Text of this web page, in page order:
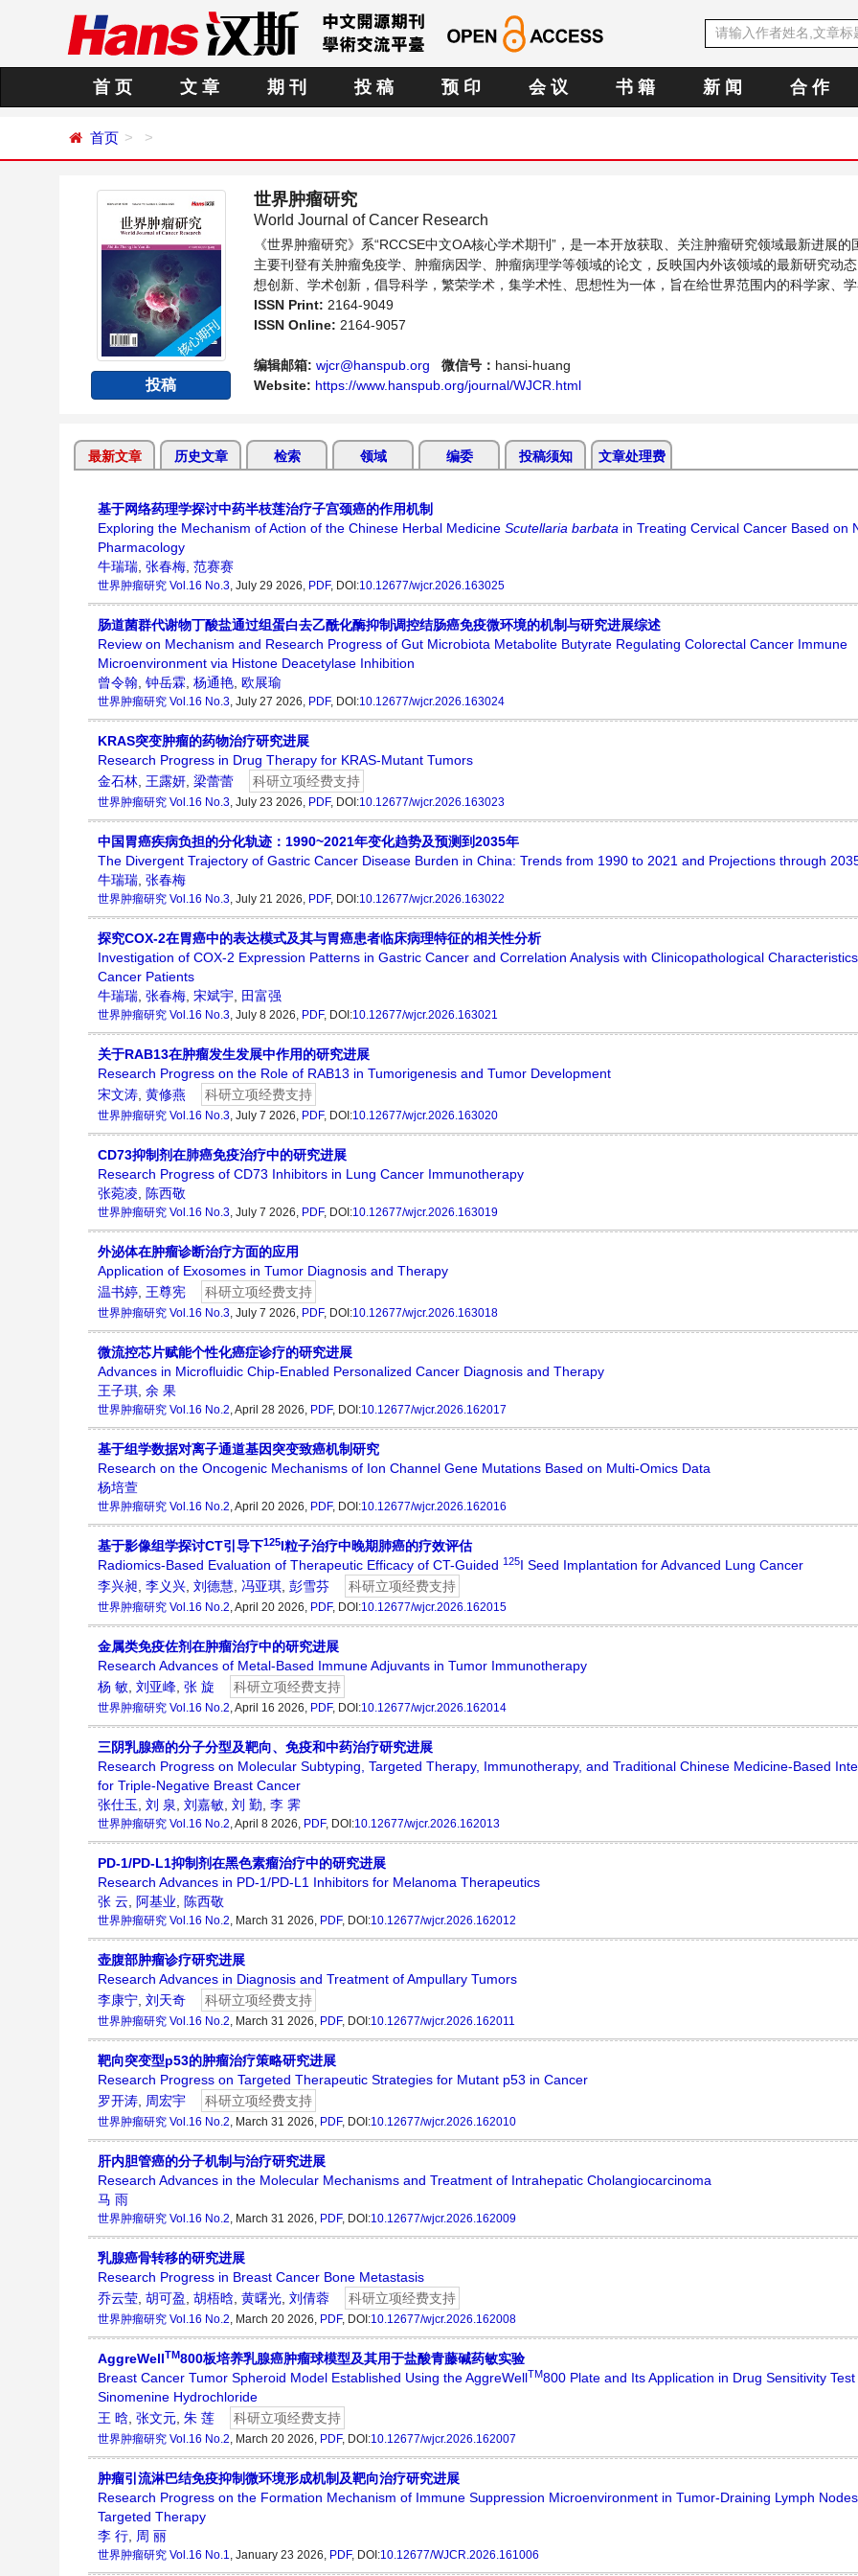
首 页 文 章 期 刊 投 稿 预 印 会 议 书 籍 新 闻 合 作
首页
投稿
世界肿瘤研究
World Journal of Cancer Research
《世界肿瘤研究》系“RCCSE中文OA核心学术期刊”，是一本开放获取、关注肿瘤研究领域最新进展的
主要刊登有关肿瘤免疫学、肿瘤病因学、肿瘤病理学等领域的论文，反映国内外该领域的最新研究动
想创新、学术创新，倡导科学，繁荣学术，集学术性、思想性为一体，旨在给世界范围内的科学家、学
提供一个传播、分享和讨论肿瘤研究领域内不同方向问题与发展的交流平台。
ISSN Print: 2164-9049
ISSN Online: 2164-9057
编辑邮箱: wjcr@hanspub.org 微信号： hansi-huang
Website: https://www.hanspub.org/journal/WJCR.html
最新文章 历史文章 检索 领域 编委 投稿须知 文章处理费
基于网络药理学探讨中药半枝莲治疗子宫颈癌的作用机制
Exploring the Mechanism of Action of the Chinese Herbal Medicine Scutellaria barbata in Treating Cervical Cancer Based on
Pharmacology
牛瑞瑞, 张春梅, 范赛赛
世界肿瘤研究 Vol.16 No.3, July 29 2026, PDF, DOI:10.12677/wjcr.2026.163025
肠道菌群代谢物丁酸盐通过组蛋白去乙酰化酶抑制调控结肠癌免疫微环境的机制与研究进展综述
Review on Mechanism and Research Progress of Gut Microbiota Metabolite Butyrate Regulating Colorectal Cancer Immune
Microenvironment via Histone Deacetylase Inhibition
曾令翰, 钟岳霖, 杨通艳, 欧展瑜
世界肿瘤研究 Vol.16 No.3, July 27 2026, PDF, DOI:10.12677/wjcr.2026.163024
KRAS突变肿瘤的药物治疗研究进展
Research Progress in Drug Therapy for KRAS-Mutant Tumors
金石林, 王露妍, 梁蕾蕾 科研立项经费支持
世界肿瘤研究 Vol.16 No.3, July 23 2026, PDF, DOI:10.12677/wjcr.2026.163023
中国胃癌疾病负担的分化轨迹：1990~2021年变化趋势及预测到2035年
The Divergent Trajectory of Gastric Cancer Disease Burden in China: Trends from 1990 to 2021 and Projections through
牛瑞瑞, 张春梅
世界肿瘤研究 Vol.16 No.3, July 21 2026, PDF, DOI:10.12677/wjcr.2026.163022
探究COX-2在胃癌中的表达模式及其与胃癌患者临床病理特征的相关性分析
Investigation of COX-2 Expression Patterns in Gastric Cancer and Correlation Analysis with Clinicopathological
Cancer Patients
牛瑞瑞, 张春梅, 宋斌宇, 田富强
世界肿瘤研究 Vol.16 No.3, July 8 2026, PDF, DOI:10.12677/wjcr.2026.163021
关于RAB13在肿瘤发生发展中作用的研究进展
Research Progress on the Role of RAB13 in Tumorigenesis and Tumor Development
宋文涛, 黄修燕 科研立项经费支持
世界肿瘤研究 Vol.16 No.3, July 7 2026, PDF, DOI:10.12677/wjcr.2026.163020
CD73抑制剂在肺癌免疫治疗中的研究进展
Research Progress of CD73 Inhibitors in Lung Cancer Immunotherapy
张菀凌, 陈西敬
世界肿瘤研究 Vol.16 No.3, July 7 2026, PDF, DOI:10.12677/wjcr.2026.163019
外泌体在肿瘤诊断治疗方面的应用
Application of Exosomes in Tumor Diagnosis and Therapy
温书婷, 王尊宪 科研立项经费支持
世界肿瘤研究 Vol.16 No.3, July 7 2026, PDF, DOI:10.12677/wjcr.2026.163018
微流控芯片赋能个性化癌症诊疗的研究进展
Advances in Microfluidic Chip-Enabled Personalized Cancer Diagnosis and Therapy
王子琪, 余 果
世界肿瘤研究 Vol.16 No.2, April 28 2026, PDF, DOI:10.12677/wjcr.2026.162017
基于组学数据对离子通道基因突变致癌机制研究
Research on the Oncogenic Mechanisms of Ion Channel Gene Mutations Based on Multi-Omics Data
杨培萱
世界肿瘤研究 Vol.16 No.2, April 20 2026, PDF, DOI:10.12677/wjcr.2026.162016
基于影像组学探讨CT引导下125I粒子治疗中晚期肺癌的疗效评估
Radiomics-Based Evaluation of Therapeutic Efficacy of CT-Guided 125I Seed Implantation for Advanced Lung Cancer
李兴昶, 李义兴, 刘德慧, 冯亚琪, 彭雪芬 科研立项经费支持
世界肿瘤研究 Vol.16 No.2, April 20 2026, PDF, DOI:10.12677/wjcr.2026.162015
金属类免疫佐剂在肿瘤治疗中的研究进展
Research Advances of Metal-Based Immune Adjuvants in Tumor Immunotherapy
杨 敏, 刘亚峰, 张 旋 科研立项经费支持
世界肿瘤研究 Vol.16 No.2, April 16 2026, PDF, DOI:10.12677/wjcr.2026.162014
三阴乳腺癌的分子分型及靶向、免疫和中药治疗研究进展
Research Progress on Molecular Subtyping, Targeted Therapy, Immunotherapy, and Traditional Chinese Medicine-Based
for Triple-Negative Breast Cancer
张仕玉, 刘 泉, 刘嘉敏, 刘 勤, 李 霁
世界肿瘤研究 Vol.16 No.2, April 8 2026, PDF, DOI:10.12677/wjcr.2026.162013
PD-1/PD-L1抑制剂在黑色素瘤治疗中的研究进展
Research Advances in PD-1/PD-L1 Inhibitors for Melanoma Therapeutics
张 云, 阿基业, 陈西敬
世界肿瘤研究 Vol.16 No.2, March 31 2026, PDF, DOI:10.12677/wjcr.2026.162012
壶腹部肿瘤诊疗研究进展
Research Advances in Diagnosis and Treatment of Ampullary Tumors
李康宁, 刘天奇 科研立项经费支持
世界肿瘤研究 Vol.16 No.2, March 31 2026, PDF, DOI:10.12677/wjcr.2026.162011
靶向突变型p53的肿瘤治疗策略研究进展
Research Progress on Targeted Therapeutic Strategies for Mutant p53 in Cancer
罗开涛, 周宏宇 科研立项经费支持
世界肿瘤研究 Vol.16 No.2, March 31 2026, PDF, DOI:10.12677/wjcr.2026.162010
肝内胆管癌的分子机制与治疗研究进展
Research Advances in the Molecular Mechanisms and Treatment of Intrahepatic Cholangiocarcinoma
马 雨
世界肿瘤研究 Vol.16 No.2, March 31 2026, PDF, DOI:10.12677/wjcr.2026.162009
乳腺癌骨转移的研究进展
Research Progress in Breast Cancer Bone Metastasis
乔云莹, 胡可盈, 胡梧晗, 黄曙光, 刘倩蓉 科研立项经费支持
世界肿瘤研究 Vol.16 No.2, March 20 2026, PDF, DOI:10.12677/wjcr.2026.162008
AggreWellTM800板培养乳腺癌肿瘤球模型及其用于盐酸青藤碱药敏实验
Breast Cancer Tumor Spheroid Model Established Using the AggreWellTM800 Plate and Its Application in Drug Sensitivity Test
Sinomenine Hydrochloride
王 晗, 张文元, 朱 莲 科研立项经费支持
世界肿瘤研究 Vol.16 No.2, March 20 2026, PDF, DOI:10.12677/wjcr.2026.162007
肿瘤引流淋巴结免疫抑制微环境形成机制及靶向治疗研究进展
Research Progress on the Formation Mechanism of Immune Suppression Microenvironment in Tumor-Draining Lymph
Targeted Therapy
李 行, 周 丽
世界肿瘤研究 Vol.16 No.1, January 23 2026, PDF, DOI:10.12677/WJCR.2026.161006